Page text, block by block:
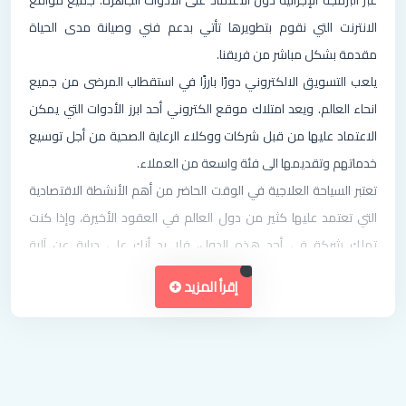
الانترنت التي نقوم بتطويرها تأتي بدعم فني وصيانة مدى الحياة
مقدمة بشكل مباشر من فريقنا.
يلعب التسويق الالكتروني دورًا بارزًا في استقطاب المرضى من جميع
انحاء العالم. ويعد امتلاك موقع الكتروني أحد ابرز الأدوات التي يمكن
الاعتماد عليها من قبل شركات ووكلاء الرعاية الصحية من أجل توسيع
خدماتهم وتقديمها الى فئة واسعة من العملاء.
تعتبر السياحة العلاجية في الوقت الحاضر من أهم الأنشطة الاقتصادية
التي تعتمد عليها كثير من دول العالم في العقود الأخيرة، وإذا كنت
تملك شركة في أحد هذه الدول، فلا بد أنك على دراية عن آلية
المنافسة الكبيرة في هذه المجال. من هنا دعونا نؤكد انه من الغير
الكافي الحصول على موقع الكتروني تقليدي من أجل توسيع العمل،
إقرأ المزيد